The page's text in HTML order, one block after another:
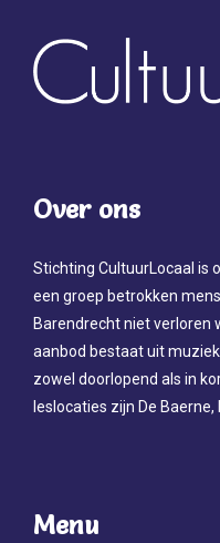
Over ons
Stichting CultuurLocaal is
een groep betrokken
Barendrecht niet verloren
aanbod bestaat uit
zowel doorlopend als in
leslocaties zijn De
Menu